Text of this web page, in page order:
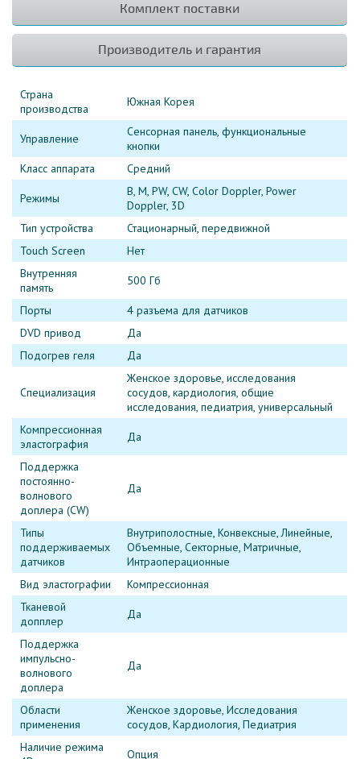
Комплект поставки
Производитель и гарантия
Страна
производства
Южная Корея
Управление
Сенсорная панель, функциональные
кнопки
Класс аппарата
Средний
Режимы
B, M, PW, CW, Color Doppler, Power
Doppler, 3D
Тип устройства
Стационарный, передвижной
Touch Screen
Нет
Внутренняя
память
500 Гб
Порты
4 разъема для датчиков
DVD привод
Да
Подогрев геля
Да
Специализация
Женское здоровье, исследования
сосудов, кардиология, общие
исследования, педиатрия, универсальный
Компрессионная
эластография
Да
Поддержка
постоянно-
волнового
доплера (CW)
Да
Типы
поддерживаемых
датчиков
Внутриполостные, Конвексные, Линейные,
Объемные, Секторные, Матричные,
Интраоперационные
Вид эластографии
Компрессионная
Тканевой
допплер
Да
Поддержка
импульсно-
волнового
доплера
Да
Области
применения
Женское здоровье, Исследования
сосудов, Кардиология, Педиатрия
Наличие режима
Опция